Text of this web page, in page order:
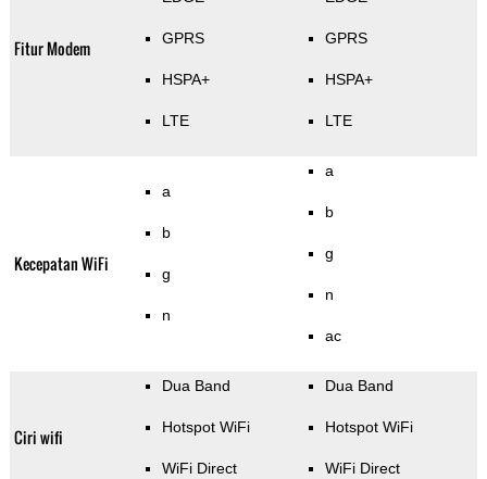
Fitur Modem GPRS
HSPA+
LTE
GPRS
HSPA+
LTE
Kecepatan WiFi
a
b
g
n
a
b
g
n
ac
Ciri wifi
Dua Band
Hotspot WiFi
WiFi Direct
Dua Band
Hotspot WiFi
WiFi Direct